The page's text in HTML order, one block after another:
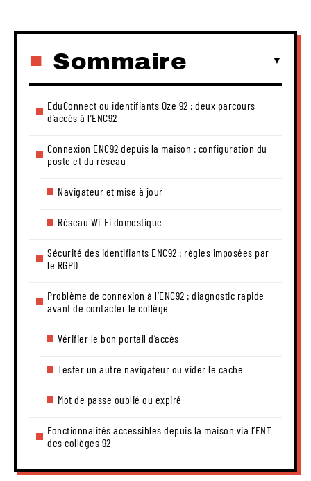
Sommaire
EduConnect ou identifiants Oze 92 : deux parcours
d’accès à l’ENC92
Connexion ENC92 depuis la maison : configuration du
poste et du réseau
Navigateur et mise à jour
Réseau Wi-Fi domestique
Sécurité des identifiants ENC92 : règles imposées par
le RGPD
Problème de connexion à l’ENC92 : diagnostic rapide
avant de contacter le collège
Vérifier le bon portail d’accès
Tester un autre navigateur ou vider le cache
Mot de passe oublié ou expiré
Fonctionnalités accessibles depuis la maison via l’ENT
des collèges 92